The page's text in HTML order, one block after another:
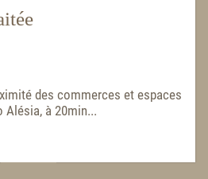
des commerces et espaces
Alésia, à 20min...